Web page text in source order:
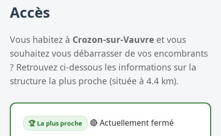
Accès
Vous habitez à Crozon-sur-Vauvre et vous
souhaitez vous débarrasser de vos encombrants
? Retrouvez ci-dessous les informations sur la
structure la plus proche (située à 4.4 km).
🏆 La plus proche 🔴 Actuellement fermé